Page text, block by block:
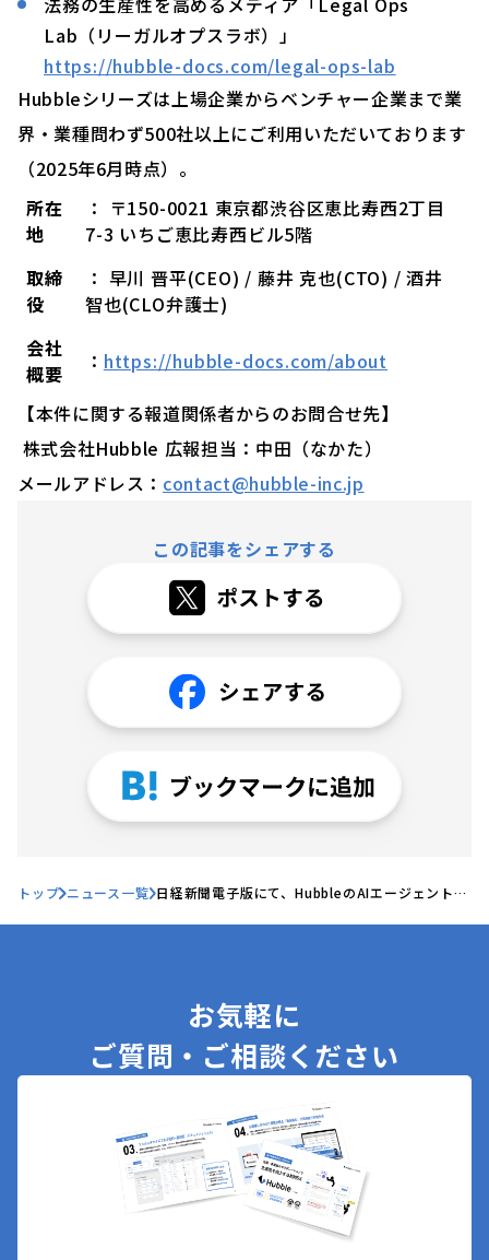
Lab（リーガルオプスラボ）」
https://hubble-docs.com/legal-ops-lab
Hubbleシリーズは上場企業からベンチャー企業まで業
界・業種問わず500社以上にご利用いただいております
（2025年6月時点）。
所在
地
： 〒150-0021 東京都渋谷区恵比寿西2丁目
7-3 いちご恵比寿西ビル5階
取締
役
： 早川 晋平(CEO) / 藤井 克也(CTO) / 酒井
智也(CLO弁護士)
会社
概要
： https://hubble-docs.com/about
【本件に関する報道関係者からのお問合せ先】
株式会社Hubble 広報担当：中田（なかた）
メールアドレス： contact@hubble-inc.jp
この記事をシェアする
トップ ニュース一覧 日経新聞電子版にて、HubbleのAIエージェント新
お気軽に
ご質問・ご相談ください